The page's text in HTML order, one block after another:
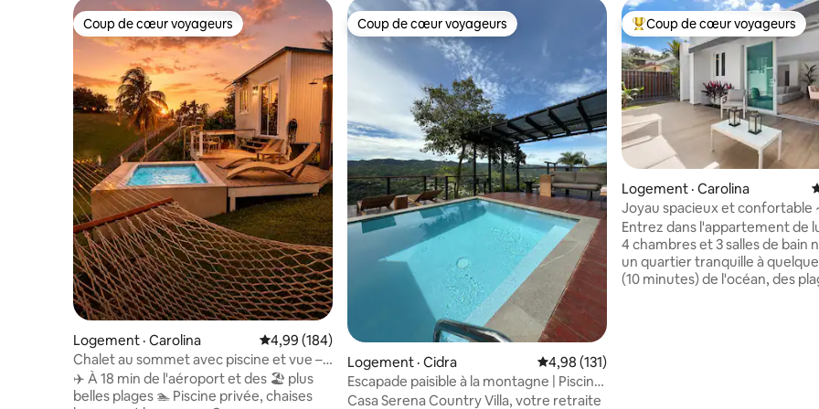
Coup de cœur voyageurs
Coup de cœur voyageurs
Logement · Carolina Note moyenne de 4,99 sur 5, 184 commentaires
4,99 (184)
Chalet au sommet avec piscine et vue –
À 18 minutes de l'aéroport
✈️ À 18 min de l'aéroport et des 🏖️ plus
belles plages 🏊 Piscine privée, chaises
Coup de cœur voyageurs
Coup de cœur voyageurs
Logement · Cidra Note moyenne de 4,98 sur 5, 131
4,98 (131)
Escapade paisible à la montagne | Piscine
privée Casa Serena
Casa Serena Country Villa, votre retraite
Coup de cœur voyageurs
Coup de cœur voyageurs
Logement · Carolina
Joyau spacieux et confortable
de la plage et du repos ~ Pkgs
Entrez dans l'appartement de
4 chambres et 3 salles de bain
un quartier tranquille à
(10 minutes) de l'océan, des